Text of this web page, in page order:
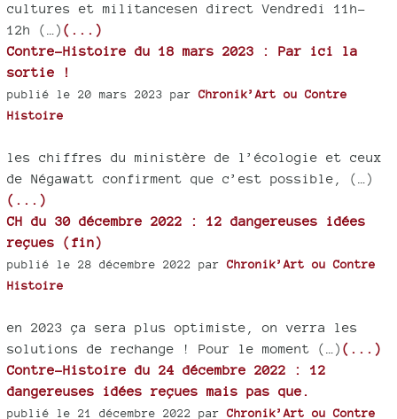
cultures et militancesen direct Vendredi 11h-
12h (…) (...)
Contre-Histoire du 18 mars 2023 : Par ici la
sortie !
publié le 20 mars 2023 parChronik’Art ou Contre
Histoire
les chiffres du ministère de l’écologie et ceux
de Négawatt confirment que c’est possible, (…)
(...)
CH du 30 décembre 2022 : 12 dangereuses idées
reçues (fin)
publié le 28 décembre 2022 parChronik’Art ou Contre
Histoire
en 2023 ça sera plus optimiste, on verra les
solutions de rechange ! Pour le moment (…) (...)
Contre-Histoire du 24 décembre 2022 : 12
dangereuses idées reçues mais pas que.
publié le 21 décembre 2022 parChronik’Art ou Contre